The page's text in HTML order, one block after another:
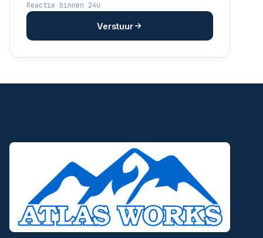
Reactie binnen 24u
Verstuur